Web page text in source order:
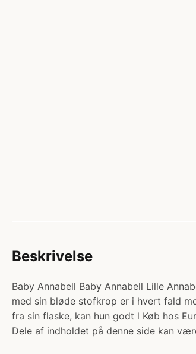
Beskrivelse
Baby Annabell Baby Annabell Lille
med sin bløde stofkrop er i hvert fald
fra sin flaske, kan hun godt l Køb hos
Dele af indholdet på denne side kan